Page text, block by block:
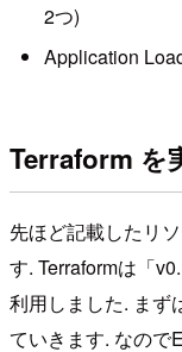
2つ)
Application
Terraform を
先ほど記載したリ
す. Terraformは「
利用しました. まず
ていきます. なので